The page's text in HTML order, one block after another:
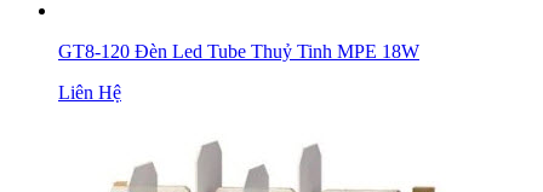
GT8-120 Đèn Led Tube Thuỷ Tinh MPE 18W
Liên Hệ